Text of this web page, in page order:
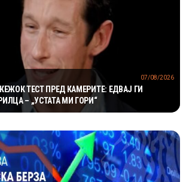
ТЕСТ ПРЕД КАМЕРИТЕ: ЕДВАЈ ГИ
– „УСТАТА МИ ГОРИ“
07/08/2026